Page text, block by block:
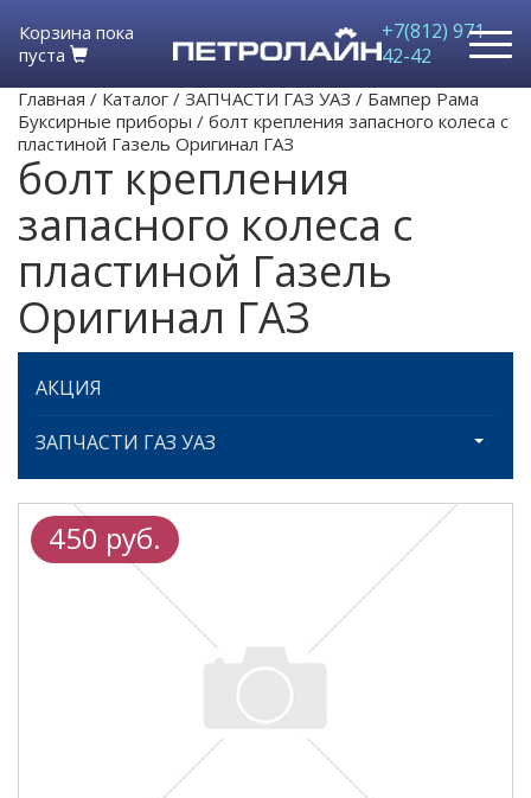
Корзина пока
пуста
+7(812) 971-
42-42
Главная / Каталог / ЗАПЧАСТИ ГАЗ УАЗ / Бампер Рама
Буксирные приборы / болт крепления запасного колеса с
пластиной Газель Оригинал ГАЗ
болт крепления
запасного колеса с
пластиной Газель
Оригинал ГАЗ
АКЦИЯ
ЗАПЧАСТИ ГАЗ УАЗ
450 руб.